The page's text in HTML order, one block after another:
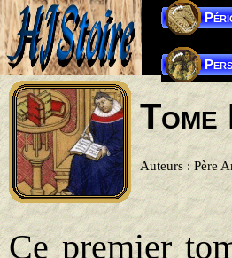
Auteurs : Père
Ce premier